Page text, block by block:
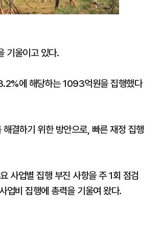
기울이고 있다.
에 해당하는 1093억원을 집행했다
결하기 위한 방안으로, 빠른 재정 집행
사업별 집행 부진 사항을 주 1회 점검
업비 집행에 총력을 기울여 왔다.